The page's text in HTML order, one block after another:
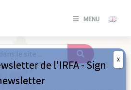
MENU
SE
de l'IRFA - Sign
X